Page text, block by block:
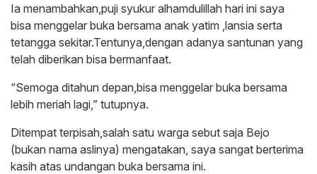
Ia menambahkan,puji syukur alhamdulillah hari ini saya
bisa menggelar buka bersama anak yatim ,lansia serta
tetangga sekitar.Tentunya,dengan adanya santunan yang
telah diberikan bisa bermanfaat.
“Semoga ditahun depan,bisa menggelar buka bersama
lebih meriah lagi,” tutupnya.
Ditempat terpisah,salah satu warga sebut saja Bejo
(bukan nama aslinya) mengatakan, saya sangat berterima
kasih atas undangan buka bersama ini.